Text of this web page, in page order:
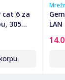
cat 6 za
305